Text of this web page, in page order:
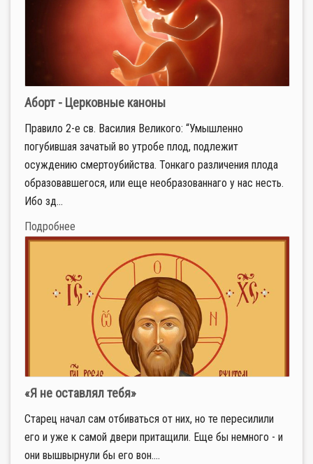
Аборт - Церковные каноны
Правило 2-е св. Василия Великого: “Умышленно
погубившая зачатый во утробе плод, подлежит
осуждению смертоубийства. Тонкаго различения плода
образовавшегося, или еще необразованнаго у нас несть.
Ибо зд...
Подробнее
«Я не оставлял тебя»
Старец начал сам отбиваться от них, но те пересилили
его и уже к самой двери притащили. Еще бы немного - и
они вышвырнули бы его вон....